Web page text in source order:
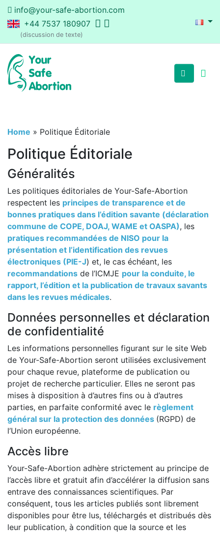
info@your-safe-abortion.com
+44 7537 180907
(discussion de texte)
Home » Politique Éditoriale
Politique Éditoriale
Généralités
Les politiques éditoriales de Your-Safe-Abortion
respectent les principes de transparence et de
bonnes pratiques dans l’édition savante (déclaration
commune de COPE, DOAJ, WAME et OASPA), les
pratiques recommandées de NISO pour la
présentation et l’identification des revues
électroniques (PIE-J) et, le cas échéant, les
recommandations de l’ICMJE pour la conduite, le
rapport, l’édition et la publication de travaux savants
dans les revues médicales.
Données personnelles et déclaration
de confidentialité
Les informations personnelles figurant sur le site Web
de Your-Safe-Abortion seront utilisées exclusivement
pour chaque revue, plateforme de publication ou
projet de recherche particulier. Elles ne seront pas
mises à disposition à d’autres fins ou à d’autres
parties, en parfaite conformité avec le règlement
général sur la protection des données (RGPD) de
l’Union européenne.
Accès libre
Your-Safe-Abortion adhère strictement au principe de
l’accès libre et gratuit afin d’accélérer la diffusion sans
entrave des connaissances scientifiques. Par
conséquent, tous les articles publiés sont librement
disponibles pour être lus, téléchargés et distribués dès
leur publication, à condition que la source et les